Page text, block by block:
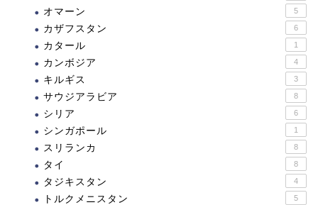
オマーン 5
カザフスタン 6
カタール 1
カンボジア 4
キルギス 3
サウジアラビア 8
シリア 6
シンガポール 1
スリランカ 8
タイ 8
タジキスタン 4
トルクメニスタン 5